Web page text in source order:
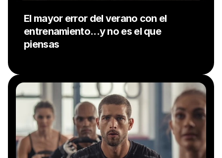
El mayor error del verano con el
entrenamiento...y no es el que
piensas